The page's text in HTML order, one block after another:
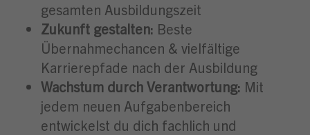
gesamten Ausbildungszeit
Zukunft gestalten: Beste
Übernahmechancen & vielfältige
Karrierepfade nach der Ausbildung
Wachstum durch Verantwortung: Mit
jedem neuen Aufgabenbereich
entwickelst du dich fachlich und